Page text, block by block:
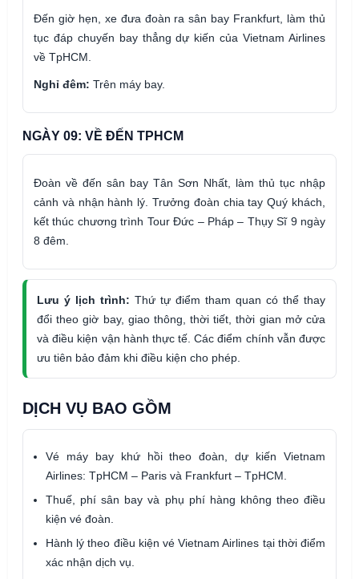
Đến giờ hẹn, xe đưa đoàn ra sân bay Frankfurt, làm thủ
tục đáp chuyến bay thẳng dự kiến của Vietnam Airlines
về TpHCM.
Nghỉ đêm: Trên máy bay.
NGÀY 09: VỀ ĐẾN TPHCM
Đoàn về đến sân bay Tân Sơn Nhất, làm thủ tục nhập
cảnh và nhận hành lý. Trưởng đoàn chia tay Quý khách,
kết thúc chương trình Tour Đức – Pháp – Thụy Sĩ 9 ngày
8 đêm.
Lưu ý lịch trình: Thứ tự điểm tham quan có thể thay
đổi theo giờ bay, giao thông, thời tiết, thời gian mở cửa
và điều kiện vận hành thực tế. Các điểm chính vẫn được
ưu tiên bảo đảm khi điều kiện cho phép.
DỊCH VỤ BAO GỒM
Vé máy bay khứ hồi theo đoàn, dự kiến Vietnam
Airlines: TpHCM – Paris và Frankfurt – TpHCM.
Thuế, phí sân bay và phụ phí hàng không theo điều
kiện vé đoàn.
Hành lý theo điều kiện vé Vietnam Airlines tại thời điểm
xác nhận dịch vụ.